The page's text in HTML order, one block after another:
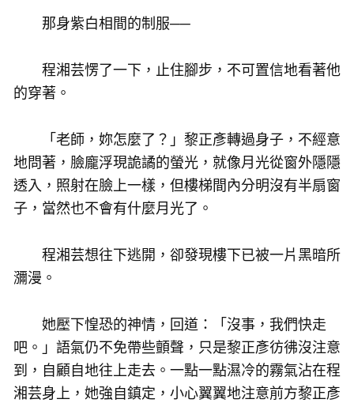
那身紫白相間的制服──
程湘芸愣了一下，止住腳步，不可置信地看著他
的穿著。
「老師，妳怎麼了？」黎正彥轉過身子，不經意
地問著，臉龐浮現詭譎的螢光，就像月光從窗外隱隱
透入，照射在臉上一樣，但樓梯間內分明沒有半扇窗
子，當然也不會有什麼月光了。
程湘芸想往下逃開，卻發現樓下已被一片黑暗所
瀰漫。
她壓下惶恐的神情，回道：「沒事，我們快走
吧。」語氣仍不免帶些顫聲，只是黎正彥彷彿沒注意
到，自顧自地往上走去。一點一點濕冷的霧氣沾在程
湘芸身上，她強自鎮定，小心翼翼地注意前方黎正彥